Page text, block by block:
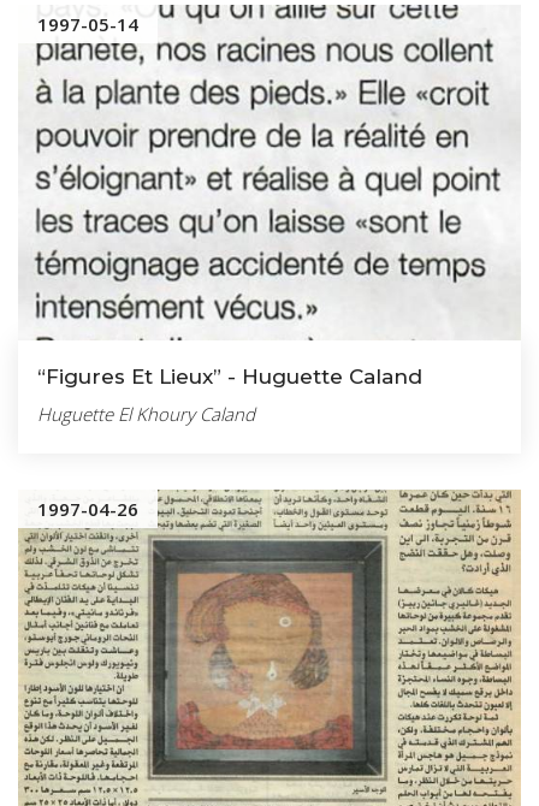
1997-05-14
“Figures Et Lieux” - Huguette Caland
Huguette El Khoury Caland
1997-04-26